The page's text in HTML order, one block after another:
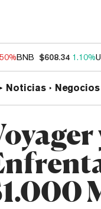
BNB $608.34 1.10%
Noticias Negocios